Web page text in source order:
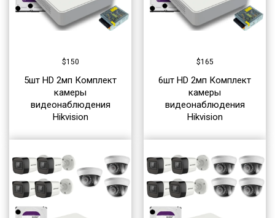
$150
5шт HD 2мп Комплект
камеры
видеонаблюдения
Hikvision
$165
6шт HD 2мп Комплект
камеры
видеонаблюдения
Hikvision